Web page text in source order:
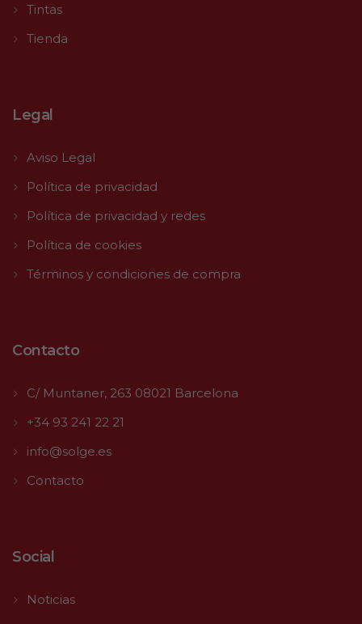
Tintas
Tienda
Legal
Aviso Legal
Política de privacidad
Política de privacidad y redes
Política de cookies
Términos y condiciones de compra
Contacto
C/ Muntaner, 263 08021 Barcelona
+34 93 241 22 21
info@solge.es
Contacto
Social
Noticias